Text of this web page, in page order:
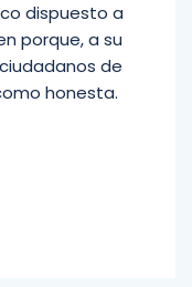
dispuesto a
porque, a su
de
honesta.